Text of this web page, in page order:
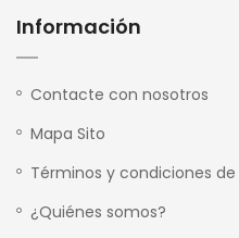
Información
Contacte con nosotros
Mapa Sito
Términos y condiciones de
¿Quiénes somos?